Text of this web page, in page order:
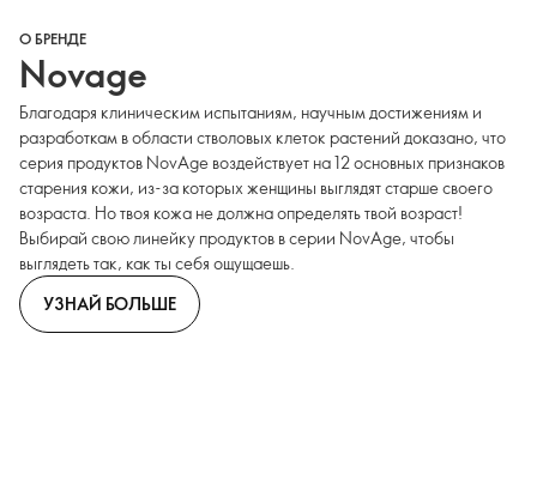
О БРЕНДЕ
Novage
Благодаря клиническим испытаниям, научным достижениям и
разработкам в области стволовых клеток растений доказано, что
серия продуктов NovAge воздействует на 12 основных признаков
старения кожи, из-за которых женщины выглядят старше своего
возраста. Но твоя кожа не должна определять твой возраст!
Выбирай свою линейку продуктов в серии NovAge, чтобы
выглядеть так, как ты себя ощущаешь.
УЗНАЙ БОЛЬШЕ